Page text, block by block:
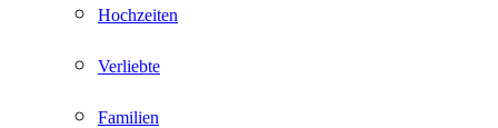
Hochzeiten
Verliebte
Familien